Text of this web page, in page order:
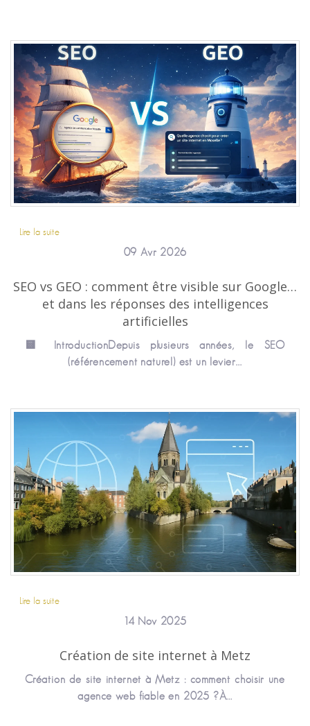
Lire la suite
09 Avr 2026
SEO vs GEO : comment être visible sur Google…
et dans les réponses des intelligences
artificielles
🟨 IntroductionDepuis plusieurs années, le SEO
(référencement naturel) est un levier...
Lire la suite
14 Nov 2025
Création de site internet à Metz
Création de site internet à Metz : comment choisir une
agence web fiable en 2025 ?À...